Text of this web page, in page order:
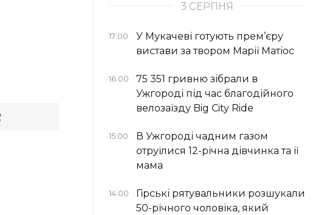
3 СЕРПНЯ
17:00
У Мукачеві готують прем’єру
вистави за твором Марії Матіос
16:00
75 351 гривню зібрали в
Ужгороді під час благодійного
велозаїзду Big Сity Ride
15:00
В Ужгороді чадним газом
отруїлися 12-річна дівчинка та її
мама
14:00
Гірські рятувальники розшукали
50-річного чоловіка, який